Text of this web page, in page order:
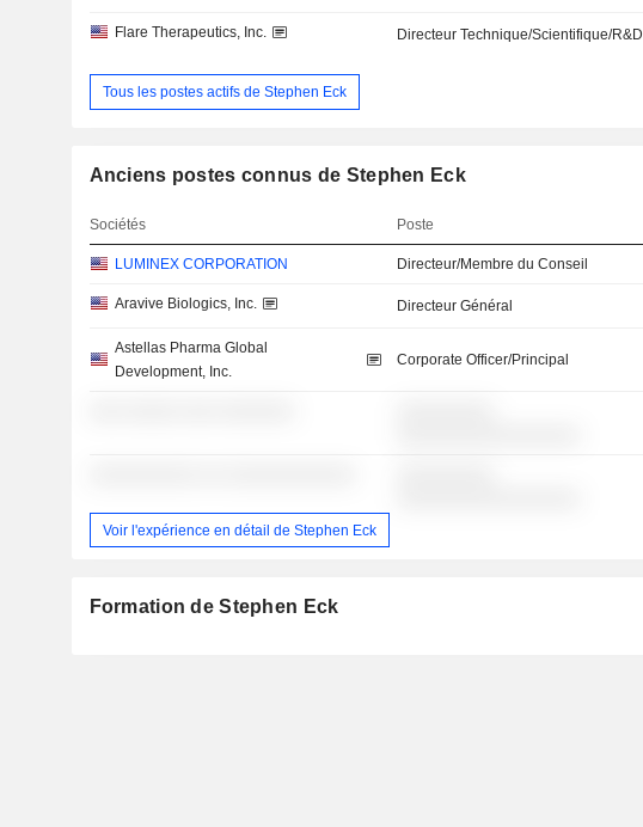
Flare Therapeutics, Inc. Directeur Technique/Scientifique/R&D
Tous les postes actifs de Stephen Eck
Anciens postes connus de Stephen Eck
Sociétés Poste
LUMINEX CORPORATION Directeur/Membre du Conseil
Aravive Biologics, Inc. Directeur Général
Astellas Pharma Global
Development, Inc.
Corporate Officer/Principal
Voir l'expérience en détail de Stephen Eck
Formation de Stephen Eck